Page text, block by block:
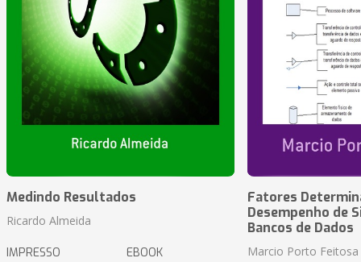
Medindo Resultados
Ricardo Almeida
IMPRESSO EBOOK
Fatores
Desempenho de
Bancos de Dados
Marcio Porto Feitosa